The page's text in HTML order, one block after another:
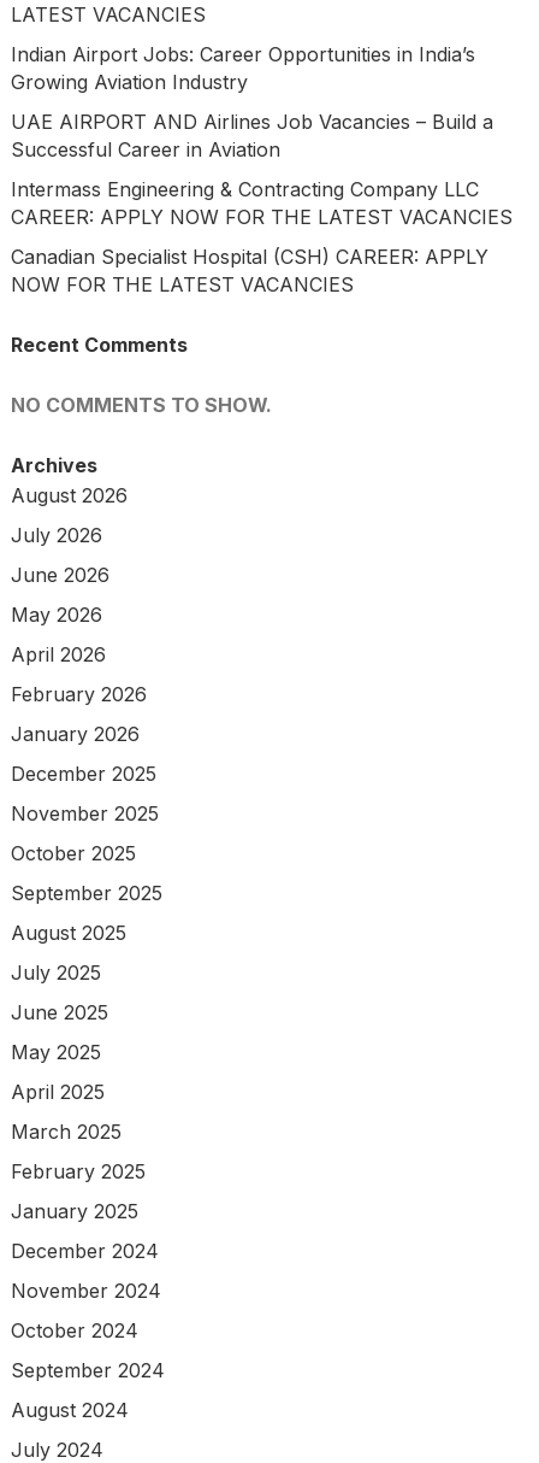
LATEST VACANCIES
Indian Airport Jobs: Career Opportunities in India’s
Growing Aviation Industry
UAE AIRPORT AND Airlines Job Vacancies – Build a
Successful Career in Aviation
Intermass Engineering & Contracting Company LLC
CAREER: APPLY NOW FOR THE LATEST VACANCIES
Canadian Specialist Hospital (CSH) CAREER: APPLY
NOW FOR THE LATEST VACANCIES
Recent Comments
NO COMMENTS TO SHOW.
Archives
August 2026
July 2026
June 2026
May 2026
April 2026
February 2026
January 2026
December 2025
November 2025
October 2025
September 2025
August 2025
July 2025
June 2025
May 2025
April 2025
March 2025
February 2025
January 2025
December 2024
November 2024
October 2024
September 2024
August 2024
July 2024